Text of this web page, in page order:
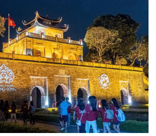
thời, nâng lên một tầm cao mới: “phát